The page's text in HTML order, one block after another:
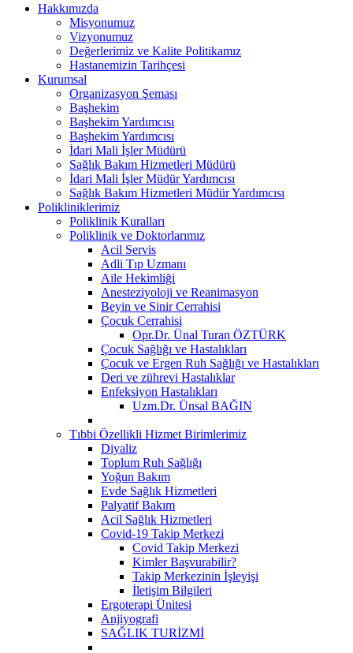
Hakkımızda
Misyonumuz
Vizyonumuz
Değerlerimiz ve Kalite Politikamız
Hastanemizin Tarihçesi
Kurumsal
Organizasyon Şeması
Başhekim
Başhekim Yardımcısı
Başhekim Yardımcısı
İdari Mali İşler Müdürü
Sağlık Bakım Hizmetleri Müdürü
İdari Mali İşler Müdür Yardımcısı
Sağlık Bakım Hizmetleri Müdür Yardımcısı
Polikliniklerimiz
Poliklinik Kuralları
Poliklinik ve Doktorlarımız
Acil Servis
Adli Tıp Uzmanı
Aile Hekimliği
Anesteziyoloji ve Reanimasyon
Beyin ve Sinir Cerrahisi
Çocuk Cerrahisi
Opr.Dr. Ünal Turan ÖZTÜRK
Çocuk Sağlığı ve Hastalıkları
Çocuk ve Ergen Ruh Sağlığı ve Hastalıkları
Deri ve zührevi Hastalıklar
Enfeksiyon Hastalıkları
Uzm.Dr. Ünsal BAĞIN
Tıbbi Özellikli Hizmet Birimlerimiz
Diyaliz
Toplum Ruh Sağlığı
Yoğun Bakım
Evde Sağlık Hizmetleri
Palyatif Bakım
Acil Sağlık Hizmetleri
Covid-19 Takip Merkezi
Covid Takip Merkezi
Kimler Başvurabilir?
Takip Merkezinin İşleyişi
İletişim Bilgileri
Ergoterapi Ünitesi
Anjiyografi
SAĞLIK TURİZMİ